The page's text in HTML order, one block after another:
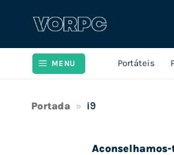
MENU Portáteis
Portada » i9
Aconselhamos-